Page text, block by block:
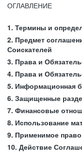
ОГЛАВЛЕНИЕ
1. Термины и
2. Предмет
Соискателей
3. Права и
4. Права и
5. Информационная
6. Защищенные
7. Финансовые
8. Использование
9. Применимое
10. Действие